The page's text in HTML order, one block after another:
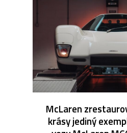
McLaren
krásy jediný